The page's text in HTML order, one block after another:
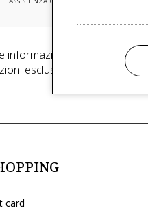
in anteprima ed
esclusive riservate ai
card